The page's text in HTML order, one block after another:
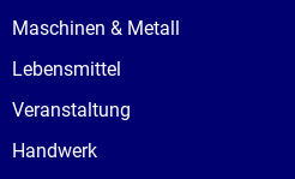
Maschinen & Metall
Lebensmittel
Veranstaltung
Handwerk